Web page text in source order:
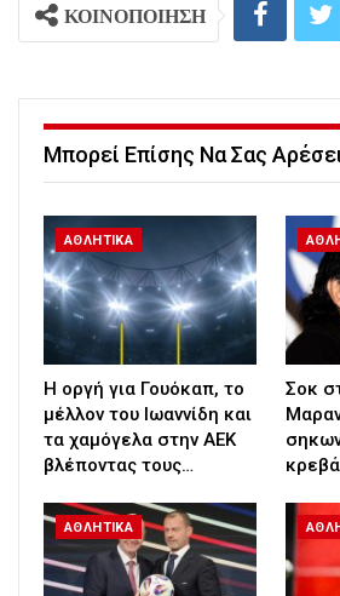
ΚΟΙΝΟΠΟΙΗΣΗ
Μπορεί Επίσης Να Σας
ΑΘΛΗΤΙΚΑ
Η οργή για Γουόκαπ, το
μέλλον του Ιωαννίδη και
τα χαμόγελα στην ΑΕΚ
βλέποντας τους…
Σοκ
ΑΘΛΗΤΙΚΑ